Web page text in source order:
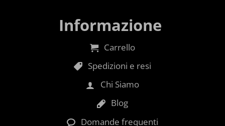
Informazione
Carrello
Spedizioni e resi
Chi Siamo
Blog
Domande frequenti